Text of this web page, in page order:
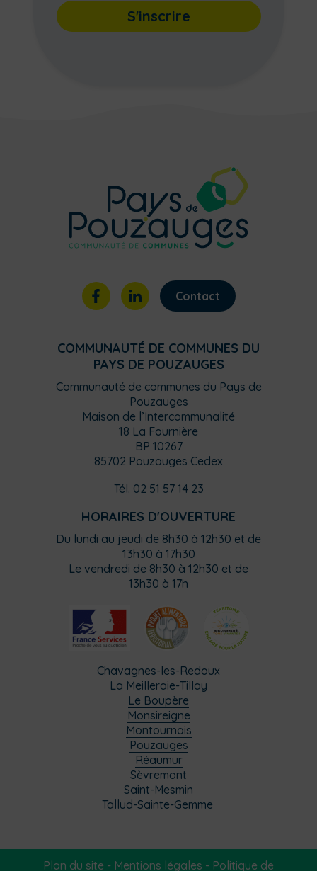
S'inscrire
Contact
COMMUNAUTÉ DE COMMUNES DU
PAYS DE POUZAUGES
Communauté de communes du Pays de
Pouzauges
Maison de l’Intercommunalité
18 La Fournière
BP 10267
85702 Pouzauges Cedex
Tél. 02 51 57 14 23
HORAIRES D'OUVERTURE
Du lundi au jeudi de 8h30 à 12h30 et de
13h30 à 17h30
Le vendredi de 8h30 à 12h30 et de
13h30 à 17h
Chavagnes-les-Redoux
La Meilleraie-Tillay
Le Boupère
Monsireigne
Montournais
Pouzauges
Réaumur
Sèvremont
Saint-Mesmin
Tallud-Sainte-Gemme
Plan du site - Mentions légales - Politique de